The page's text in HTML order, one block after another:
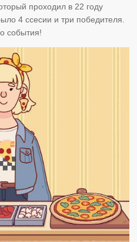
проходил в 22 году
4 ссесии и три победителя.
события!